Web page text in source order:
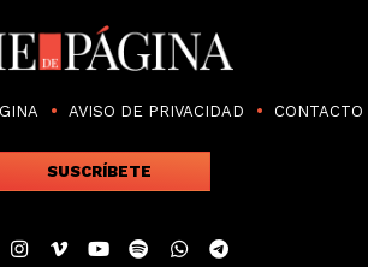
AVISO DE PRIVACIDAD CONTACTO
SUSCRÍBETE